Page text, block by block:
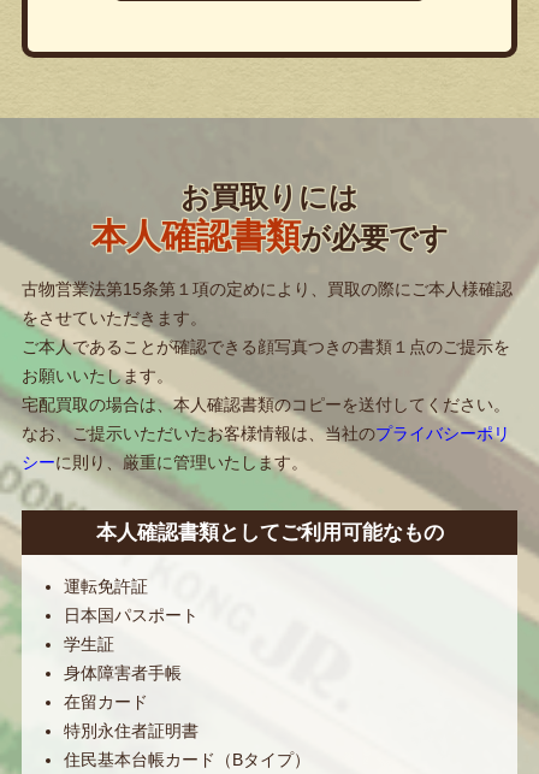
お買取りには
本人確認書類が必要です
古物営業法第15条第１項の定めにより、買取の際にご本人様確認
をさせていただきます。
ご本人であることが確認できる顔写真つきの書類１点のご提示を
お願いいたします。
宅配買取の場合は、本人確認書類のコピーを送付してください。
なお、ご提示いただいたお客様情報は、当社のプライバシーポリ
シーに則り、厳重に管理いたします。
本人確認書類としてご利用可能なもの
運転免許証
日本国パスポート
学生証
身体障害者手帳
在留カード
特別永住者証明書
住民基本台帳カード（Bタイプ）